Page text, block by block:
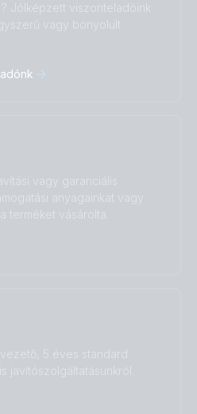
Dansk
Magyar
Ελληνικά
Українська
Jólképzett viszonteladóink
vagy bonyolult
vagy garanciális
anyagainkat vagy
terméket vásárolta.
5 éves standard
javítószolgáltatásunkról.